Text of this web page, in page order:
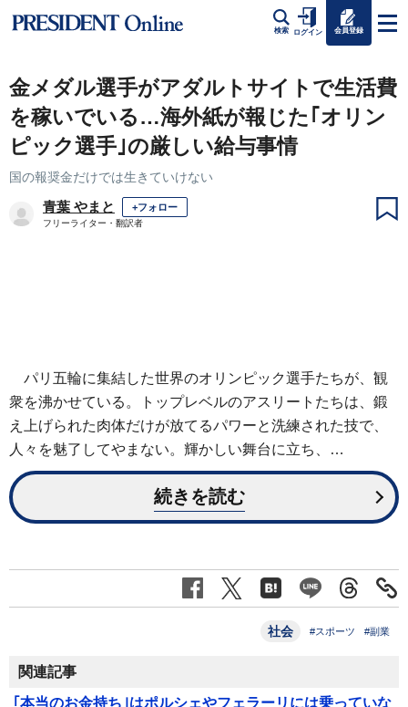
検索 ログイン 会員登録
金メダル選手がアダルトサイトで生活費
を稼いでいる…海外紙が報じた｢オリン
ピック選手｣の厳しい給与事情
国の報奨金だけでは生きていけない
青葉 やまと +フォロー
フリーライター・翻訳者
パリ五輪に集結した世界のオリンピック選手たちが、観
衆を沸かせている。トップレベルのアスリートたちは、鍛
え上げられた肉体だけが放てるパワーと洗練された技で、
人々を魅了してやまない。輝かしい舞台に立ち、…
続きを読む
社会 #スポーツ #副業
関連記事
｢本当のお金持ち｣はポルシェやフェラーリには乗っていな